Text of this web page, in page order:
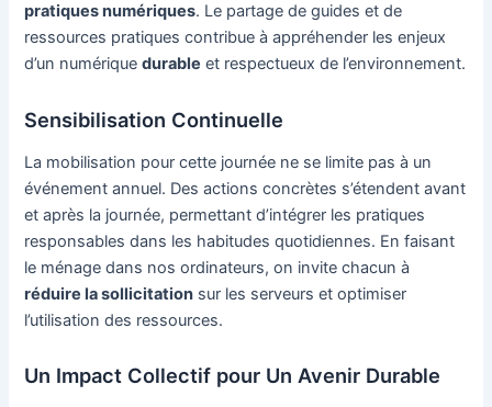
pratiques numériques. Le partage de guides et de
ressources pratiques contribue à appréhender les enjeux
d’un numériquedurable et respectueux de l’environnement.
Sensibilisation Continuelle
La mobilisation pour cette journée ne se limite pas à un
événement annuel. Des actions concrètes s’étendent avant
et après la journée, permettant d’intégrer les pratiques
responsables dans les habitudes quotidiennes. En faisant
le ménage dans nos ordinateurs, on invite chacun à
réduire la sollicitation sur les serveurs et optimiser
l’utilisation des ressources.
Un Impact Collectif pour Un Avenir Durable